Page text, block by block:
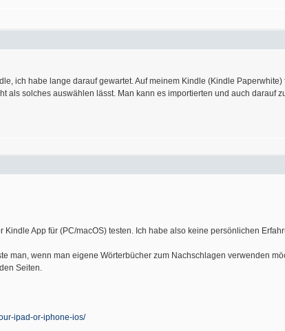
ich habe lange darauf gewartet. Auf meinem Kindle (Kindle
als solches auswählen lässt. Man kann es importierten und auch
Kindle App für (PC/macOS) testen. Ich habe also keine persönlichen
man, wenn man eigene Wörterbücher zum Nachschlagen verwenden
Seiten.
ipad-or-iphone-ios/